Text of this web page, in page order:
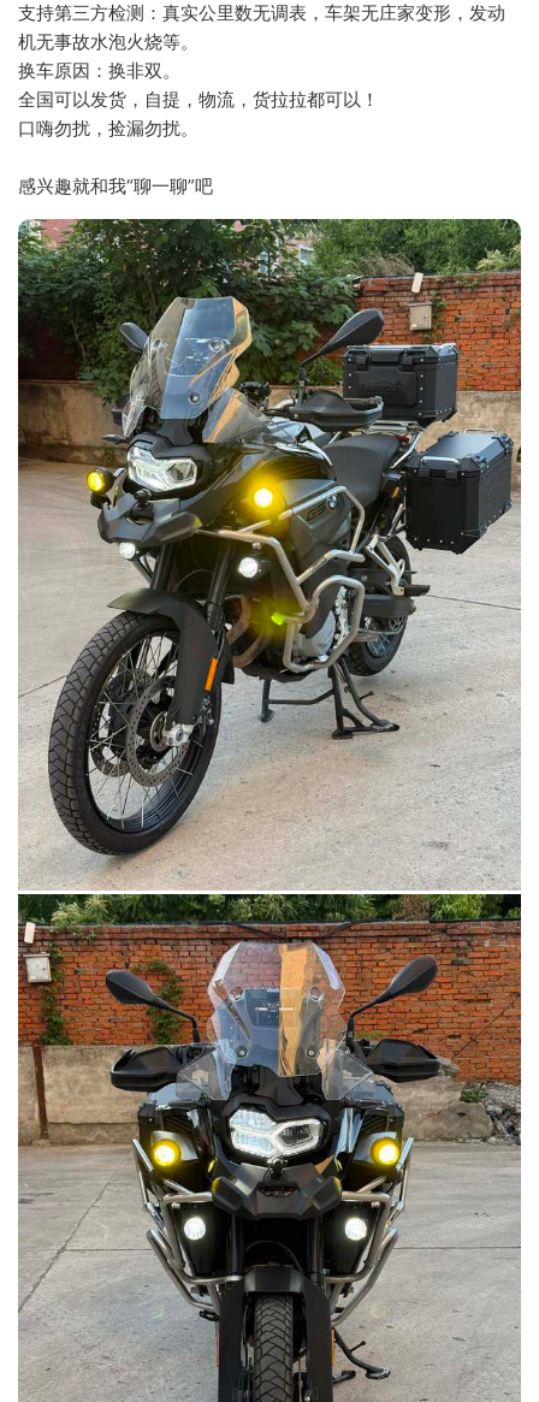
支持第三方检测：真实公里数无调表，车架无庄家变形，发动
机无事故水泡火烧等。
换车原因：换非双。
全国可以发货，自提，物流，货拉拉都可以！
口嗨勿扰，捡漏勿扰。
感兴趣就和我“聊一聊”吧